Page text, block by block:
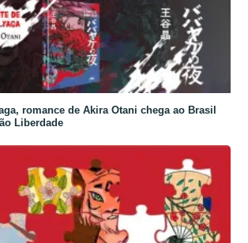
romance de Akira Otani chega ao Brasil
Liberdade